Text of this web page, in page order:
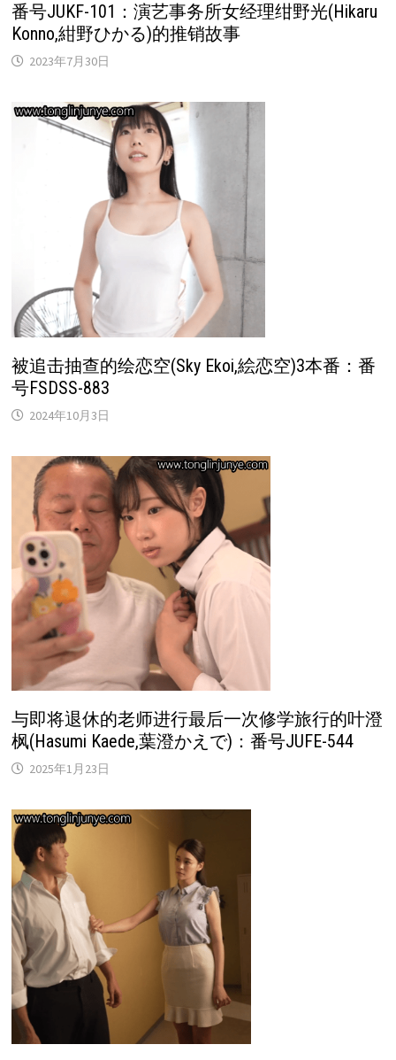
番号JUKF-101：演艺事务所女经理绀野光(Hikaru
Konno,紺野ひかる)的推销故事
2023年7月30日
被追击抽查的绘恋空(Sky Ekoi,絵恋空)3本番：番
号FSDSS-883
2024年10月3日
与即将退休的老师进行最后一次修学旅行的叶澄
枫(Hasumi Kaede,葉澄かえで)：番号JUFE-544
2025年1月23日